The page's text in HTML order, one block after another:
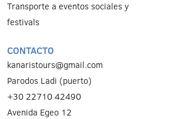
Transporte a eventos sociales y
festivals
CONTACTO
kanaristours@gmail.com
Parodos Ladi (puerto)
+30 22710 42490
Αvenida Egeo 12